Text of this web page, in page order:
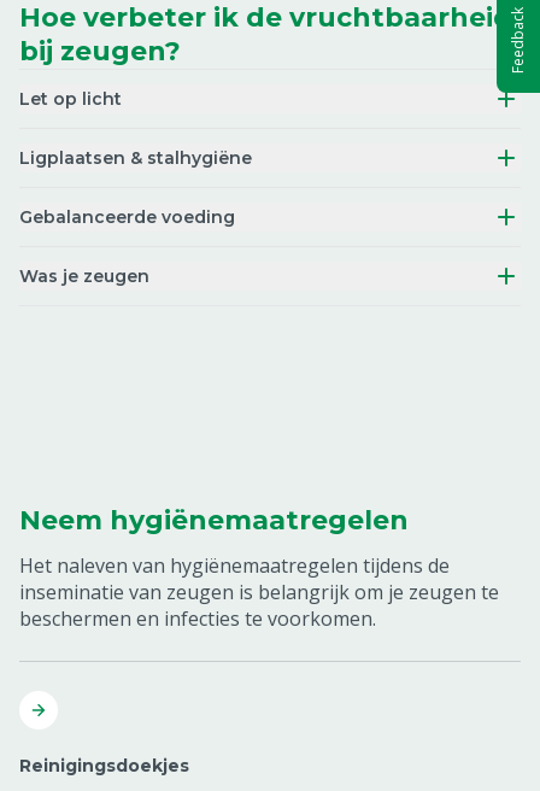
Hoe verbeter ik de vruchtbaarheid
bij zeugen?
Let op licht
Ligplaatsen & stalhygiëne
Gebalanceerde voeding
Was je zeugen
Neem hygiënemaatregelen
Het naleven van hygiënemaatregelen tijdens de
inseminatie van zeugen is belangrijk om je zeugen te
beschermen en infecties te voorkomen.
Reinigingsdoekjes
Feedback